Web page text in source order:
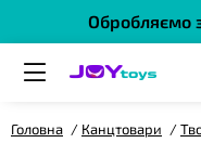
Обробляємо
Головна Канцтовари